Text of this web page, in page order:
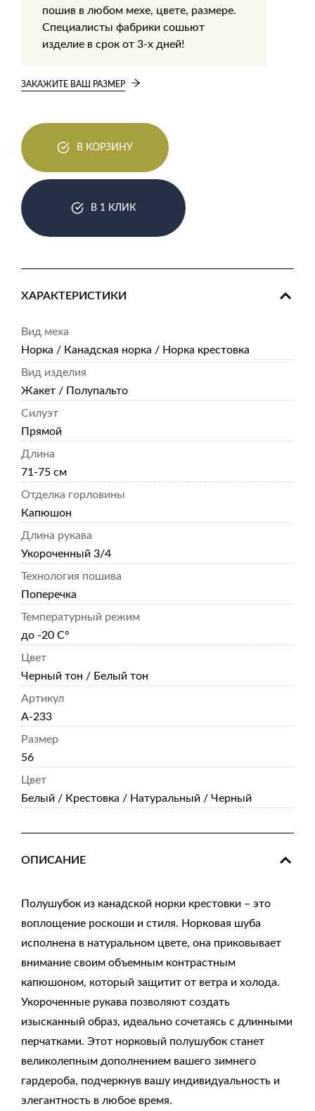
пошив в любом мехе, цвете, размере.
Специалисты фабрики сошьют
изделие в срок от 3-х дней!
ЗАКАЖИТЕ ВАШ РАЗМЕР
В КОРЗИНУ
В 1 КЛИК
ХАРАКТЕРИСТИКИ
Вид меха
Норка / Канадская норка / Норка крестовка
Вид изделия
Жакет / Полупальто
Силуэт
Прямой
Длина
71-75 см
Отделка горловины
Капюшон
Длина рукава
Укороченный 3/4
Технология пошива
Поперечка
Температурный режим
до -20 С°
Цвет
Черный тон / Белый тон
Артикул
А-233
Размер
56
Цвет
Белый / Крестовка / Натуральный / Черный
ОПИСАНИЕ
Полушубок из канадской норки крестовки – это
воплощение роскоши и стиля. Норковая шуба
исполнена в натуральном цвете, она приковывает
внимание своим объемным контрастным
капюшоном, который защитит от ветра и холода.
Укороченные рукава позволяют создать
изысканный образ, идеально сочетаясь с длинными
перчатками. Этот норковый полушубок станет
великолепным дополнением вашего зимнего
гардероба, подчеркнув вашу индивидуальность и
элегантность в любое время.